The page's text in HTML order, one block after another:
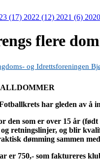
(17) 2022 (12) 2021 (6)
flere
og Idrettsforeningen
har gleden av å
den som er over 15 år
retningslinjer, og blir
dømming sammen
er 750,- som faktureres